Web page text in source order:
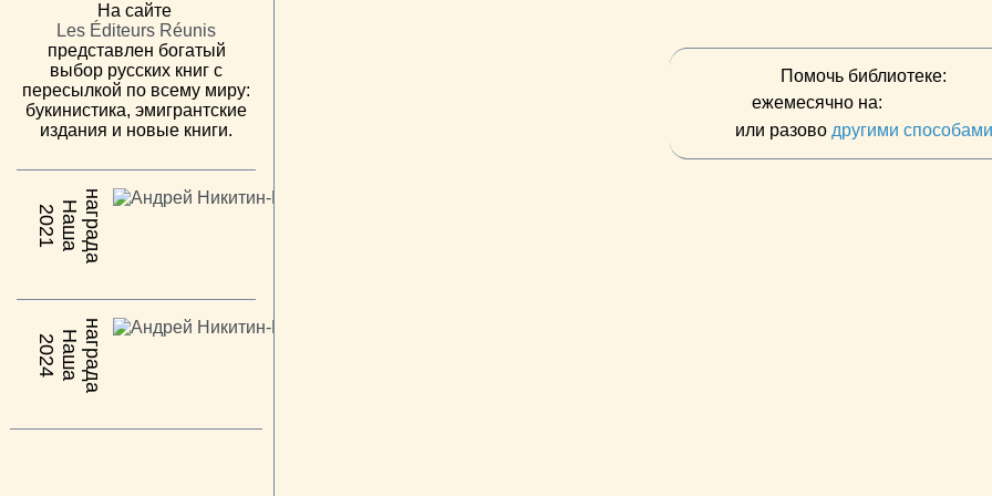
На сайте
Les Éditeurs Réunis
представлен богатый
выбор русских книг с
пересылкой по всему миру:
букинистика, эмигрантские
издания и новые книги.
2021 Н
а
ш
ан
а
г
р
а
да
2024 Н
а
ш
ан
а
г
р
а
да
Помочь библиотеке:
ежемесячно на:
или разово другими способами